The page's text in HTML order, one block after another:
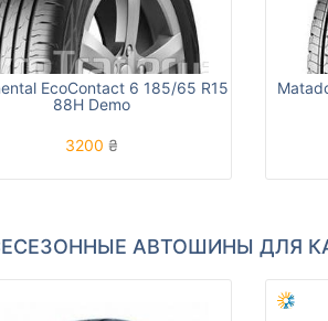
EcoContact 6 185/65 R15
88H Demo
3200 ₴
АВТОШИНЫ ДЛЯ